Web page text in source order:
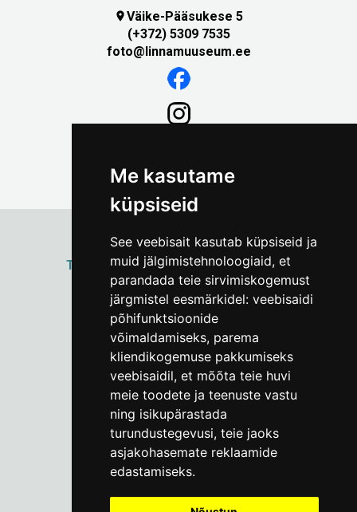
Me kasutame
küpsiseid
See veebisait kasutab küpsiseid ja
muid jälgimistehnoloogiaid, et
parandada teie sirvimiskogemust
järgmistel eesmärkidel: veebisaidi
põhifunktsioonide
võimaldamiseks, parema
kliendikogemuse pakkumiseks
veebisaidil, et mõõta teie huvi
meie toodete ja teenuste vastu
ning isikupärastada
turundustegevusi, teie jaoks
asjakohasemate reklaamide
edastamiseks.
Väike-Pääsukese 5
(+372) 5309 7535
foto@linnamuuseum.ee
ТАЛЛИННСКИЙГОРОДСКОЙ МУЗЕЙ
Vene 17
Пн–Пт 9–17:(+372) 610 4178
info@linnamuuseum.ee